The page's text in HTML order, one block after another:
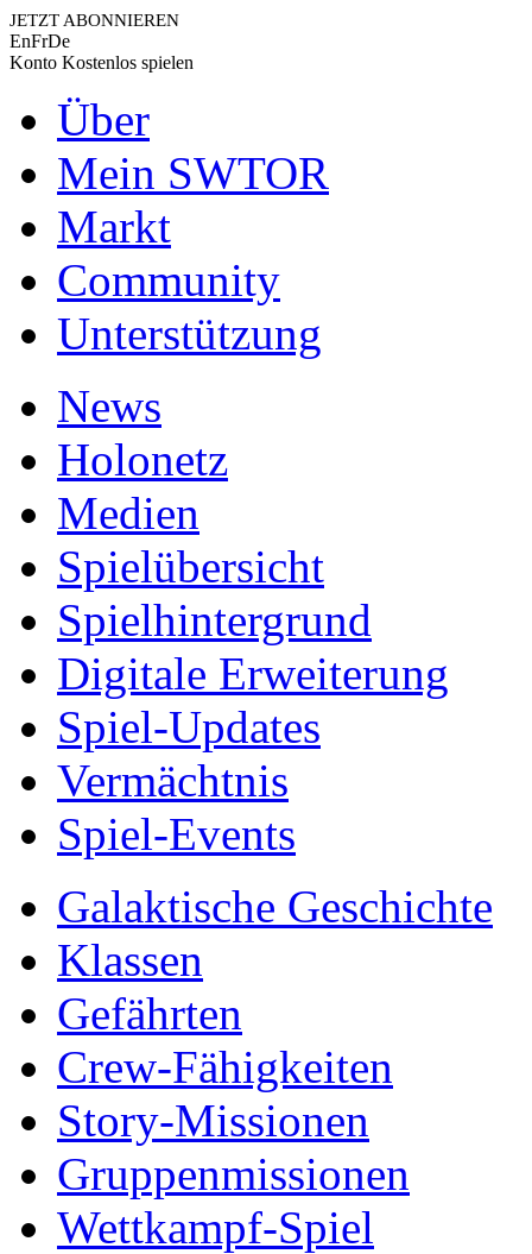
JETZT ABONNIEREN
EnFrDe
Konto Kostenlos spielen
Über
Mein SWTOR
Markt
Community
Unterstützung
News
Holonetz
Medien
Spielübersicht
Spielhintergrund
Digitale Erweiterung
Spiel-Updates
Vermächtnis
Spiel-Events
Galaktische Geschichte
Klassen
Gefährten
Crew-Fähigkeiten
Story-Missionen
Gruppenmissionen
Wettkampf-Spiel